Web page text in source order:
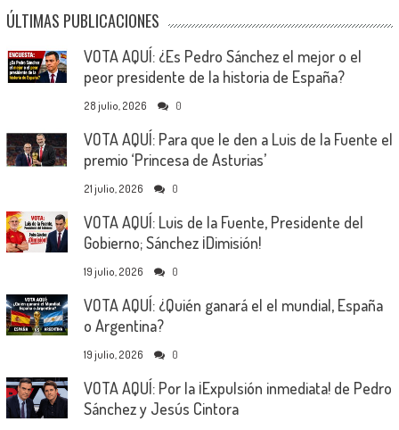
ÚLTIMAS PUBLICACIONES
VOTA AQUÍ: ¿Es Pedro Sánchez el mejor o el
peor presidente de la historia de España?
28 julio, 2026 0
VOTA AQUÍ: Para que le den a Luis de la Fuente el
premio ‘Princesa de Asturias’
21 julio, 2026 0
VOTA AQUÍ: Luis de la Fuente, Presidente del
Gobierno; Sánchez ¡Dimisión!
19 julio, 2026 0
VOTA AQUÍ: ¿Quién ganará el el mundial, España
o Argentina?
19 julio, 2026 0
VOTA AQUÍ: Por la ¡Expulsión inmediata! de Pedro
Sánchez y Jesús Cintora